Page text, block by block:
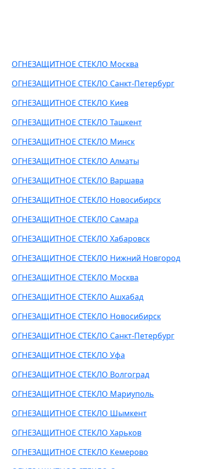
ОГНЕЗАЩИТНОЕ СТЕКЛО Москва
ОГНЕЗАЩИТНОЕ СТЕКЛО Санкт-Петербург
ОГНЕЗАЩИТНОЕ СТЕКЛО Киев
ОГНЕЗАЩИТНОЕ СТЕКЛО Ташкент
ОГНЕЗАЩИТНОЕ СТЕКЛО Минск
ОГНЕЗАЩИТНОЕ СТЕКЛО Алматы
ОГНЕЗАЩИТНОЕ СТЕКЛО Варшава
ОГНЕЗАЩИТНОЕ СТЕКЛО Новосибирск
ОГНЕЗАЩИТНОЕ СТЕКЛО Самара
ОГНЕЗАЩИТНОЕ СТЕКЛО Хабаровск
ОГНЕЗАЩИТНОЕ СТЕКЛО Нижний Новгород
ОГНЕЗАЩИТНОЕ СТЕКЛО Москва
ОГНЕЗАЩИТНОЕ СТЕКЛО Ашхабад
ОГНЕЗАЩИТНОЕ СТЕКЛО Новосибирск
ОГНЕЗАЩИТНОЕ СТЕКЛО Санкт-Петербург
ОГНЕЗАЩИТНОЕ СТЕКЛО Уфа
ОГНЕЗАЩИТНОЕ СТЕКЛО Волгоград
ОГНЕЗАЩИТНОЕ СТЕКЛО Мариуполь
ОГНЕЗАЩИТНОЕ СТЕКЛО Шымкент
ОГНЕЗАЩИТНОЕ СТЕКЛО Харьков
ОГНЕЗАЩИТНОЕ СТЕКЛО Кемерово